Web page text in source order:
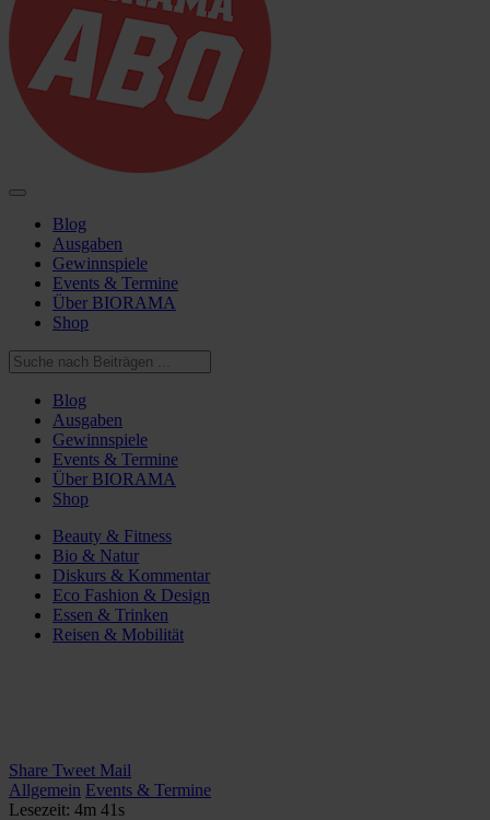
Blog
Ausgaben
Gewinnspiele
Events & Termine
Über BIORAMA
Shop
Blog
Ausgaben
Gewinnspiele
Events & Termine
Über BIORAMA
Shop
Beauty & Fitness
Bio & Natur
Diskurs & Kommentar
Eco Fashion & Design
Essen & Trinken
Reisen & Mobilität
Share Tweet Mail
Allgemein Events & Termine
Lesezeit: 4m 41s